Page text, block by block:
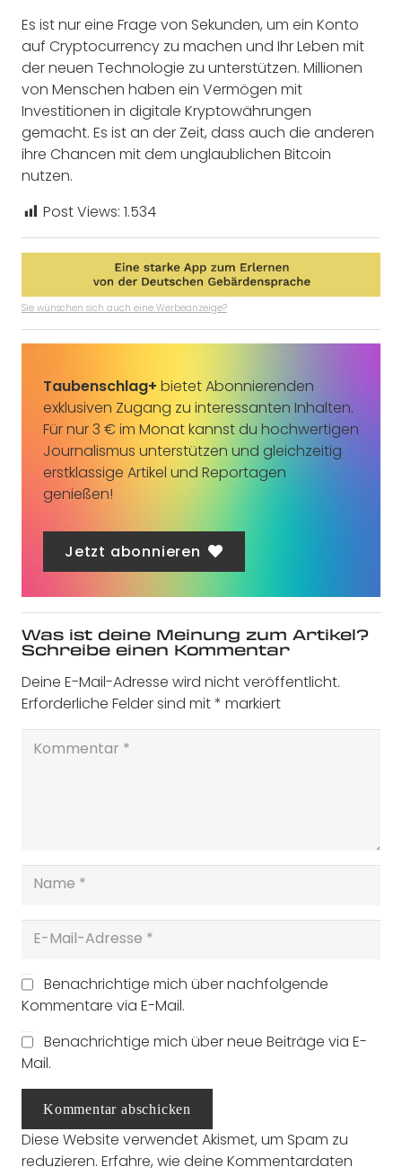
Es ist nur eine Frage von Sekunden, um ein Konto
auf Cryptocurrency zu machen und Ihr Leben mit
der neuen Technologie zu unterstützen. Millionen
von Menschen haben ein Vermögen mit
Investitionen in digitale Kryptowährungen
gemacht. Es ist an der Zeit, dass auch die anderen
ihre Chancen mit dem unglaublichen Bitcoin
nutzen.
Post Views: 1.534
Sie wünschen sich auch eine Werbeanzeige?
Taubenschlag+ bietet Abonnierenden
exklusiven Zugang zu interessanten Inhalten.
Für nur 3 € im Monat kannst du hochwertigen
Journalismus unterstützen und gleichzeitig
erstklassige Artikel und Reportagen
genießen!
Jetzt abonnieren
Was ist deine Meinung zum Artikel?
Schreibe einen Kommentar
Deine E-Mail-Adresse wird nicht veröffentlicht.
Erforderliche Felder sind mit* markiert
Benachrichtige mich über nachfolgende
Kommentare via E-Mail.
Benachrichtige mich über neue Beiträge via E-
Mail.
Kommentar abschicken
Diese Website verwendet Akismet, um Spam zu
reduzieren. Erfahre, wie deine Kommentardaten